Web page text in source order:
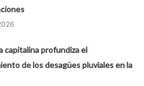
capitalina profundiza el
de los desagües pluviales en la